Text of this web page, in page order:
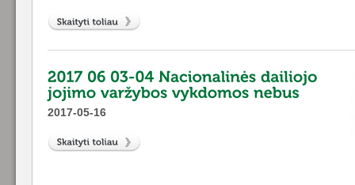
2017-05-16